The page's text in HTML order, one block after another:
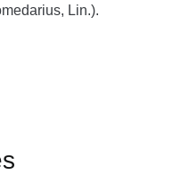
Lin.).